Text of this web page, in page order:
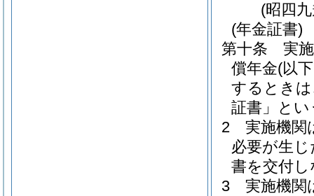
(昭四
(年金証書)
第十条
実
償年金(以
するとき
証書」とい
2
実施機関
必要が生
書を交付
3
実施機関